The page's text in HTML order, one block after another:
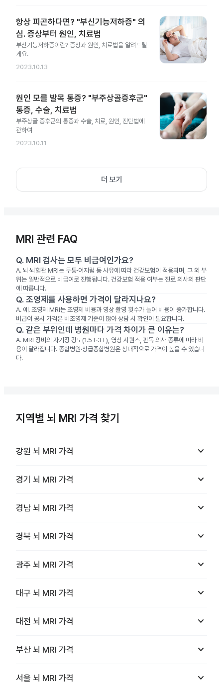
항상 피곤하다면? "부신기능저하증" 의
심. 증상부터 원인, 치료법
부신기능저하증이란? 증상과 원인, 치료법을 알려드릴
게요.
2023.10.13
원인 모를 발목 통증? "부주상골증후군"
통증, 수술, 치료법
부주상골 증후군의 통증과 수술, 치료, 원인, 진단법에
관하여
2023.10.11
더 보기
MRI 관련 FAQ
Q. MRI 검사는 모두 비급여인가요?
A. 뇌·뇌혈관 MRI는 두통·어지럼 등 사유에 따라 건강보험이 적용되며, 그 외 부
위는 일반적으로 비급여로 진행됩니다. 건강보험 적용 여부는 진료 의사의 판단
에 따릅니다.
Q. 조영제를 사용하면 가격이 달라지나요?
A. 예. 조영제 MRI는 조영제 비용과 영상 촬영 횟수가 늘어 비용이 증가합니다.
비급여 공시 가격은 비조영제 기준이 많아 상담 시 확인이 필요합니다.
Q. 같은 부위인데 병원마다 가격 차이가 큰 이유는?
A. MRI 장비의 자기장 강도(1.5T·3T), 영상 시퀀스, 판독 의사 종류에 따라 비
용이 달라집니다. 종합병원·상급종합병원은 상대적으로 가격이 높을 수 있습니
다.
지역별 뇌 MRI 가격 찾기
강원 뇌 MRI 가격 keyboard_arrow_down
경기 뇌 MRI 가격 keyboard_arrow_down
경남 뇌 MRI 가격 keyboard_arrow_down
경북 뇌 MRI 가격 keyboard_arrow_down
광주 뇌 MRI 가격 keyboard_arrow_down
대구 뇌 MRI 가격 keyboard_arrow_down
대전 뇌 MRI 가격 keyboard_arrow_down
부산 뇌 MRI 가격 keyboard_arrow_down
서울 뇌 MRI 가격 keyboard_arrow_down